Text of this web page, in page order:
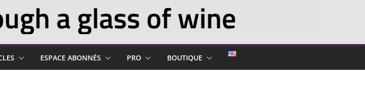
ESPACE ABONNÉS PRO BOUTIQUE